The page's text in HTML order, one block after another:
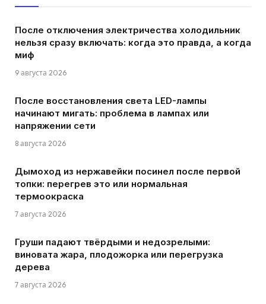
После отключения электричества холодильник
нельзя сразу включать: когда это правда, а когда
миф
9 августа 2026
После восстановления света LED-лампы
начинают мигать: проблема в лампах или
напряжении сети
8 августа 2026
Дымоход из нержавейки посинел после первой
топки: перегрев это или нормальная
термоокраска
7 августа 2026
Груши падают твёрдыми и недозрелыми:
виновата жара, плодожорка или перегрузка
дерева
7 августа 2026